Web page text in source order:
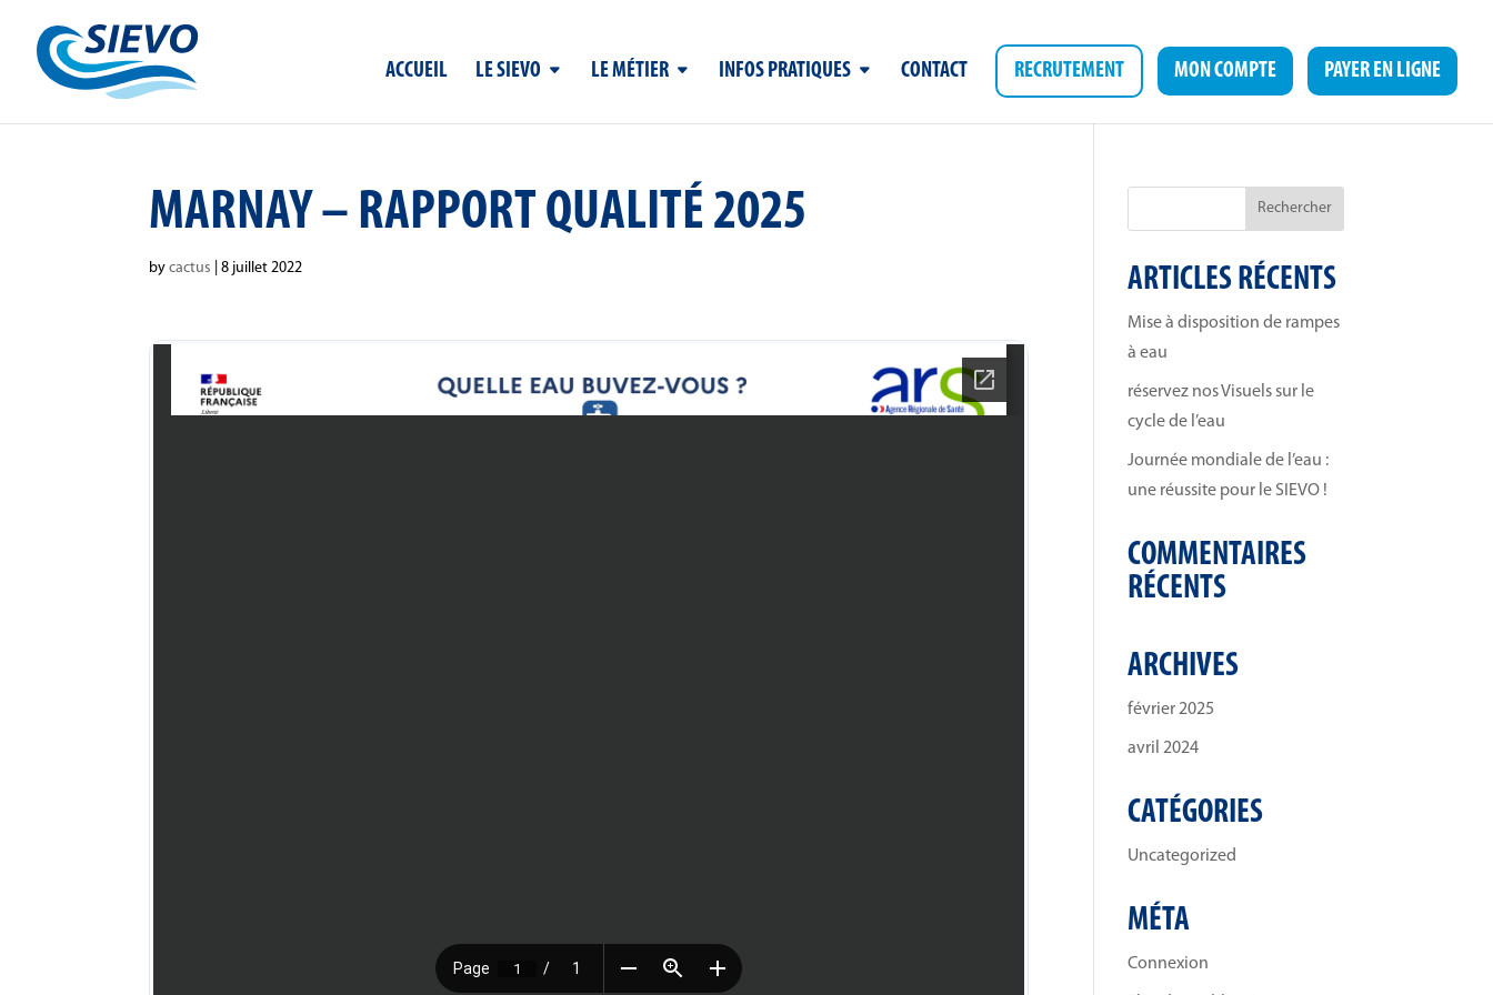
ACCUEIL LE SIEVO LE MÉTIER INFOS PRATIQUES CONTACT RECRUTEMENT MON COMPTE PAYER EN LIGNE
MARNAY – RAPPORT QUALITÉ 2025
bycactus |8 juillet 2022 ARTICLES RÉCENTS
Mise à disposition de rampes
à eau
réservez nos Visuels sur le
cycle de l’eau
Journée mondiale de l’eau :
une réussite pour le SIEVO !
COMMENTAIRES
RÉCENTS
ARCHIVES
février 2025
avril 2024
CATÉGORIES
Uncategorized
MÉTA
Connexion